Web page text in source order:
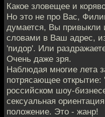
Какое зловещее и
Но это не про Вас,
думается, Вы привыкли
словами в Ваш адрес,
'пидор'. Или
Очень даже зря.
Наблюдая многие лета
потрясающее
российском шоу-
сексуальная
положение. Это - жанр!